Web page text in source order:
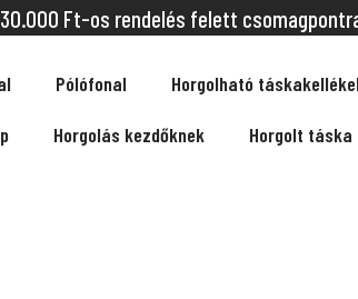
Ft-os rendelés felett
Pólófonal Horgolható
Horgolás kezdőknek Horgolt